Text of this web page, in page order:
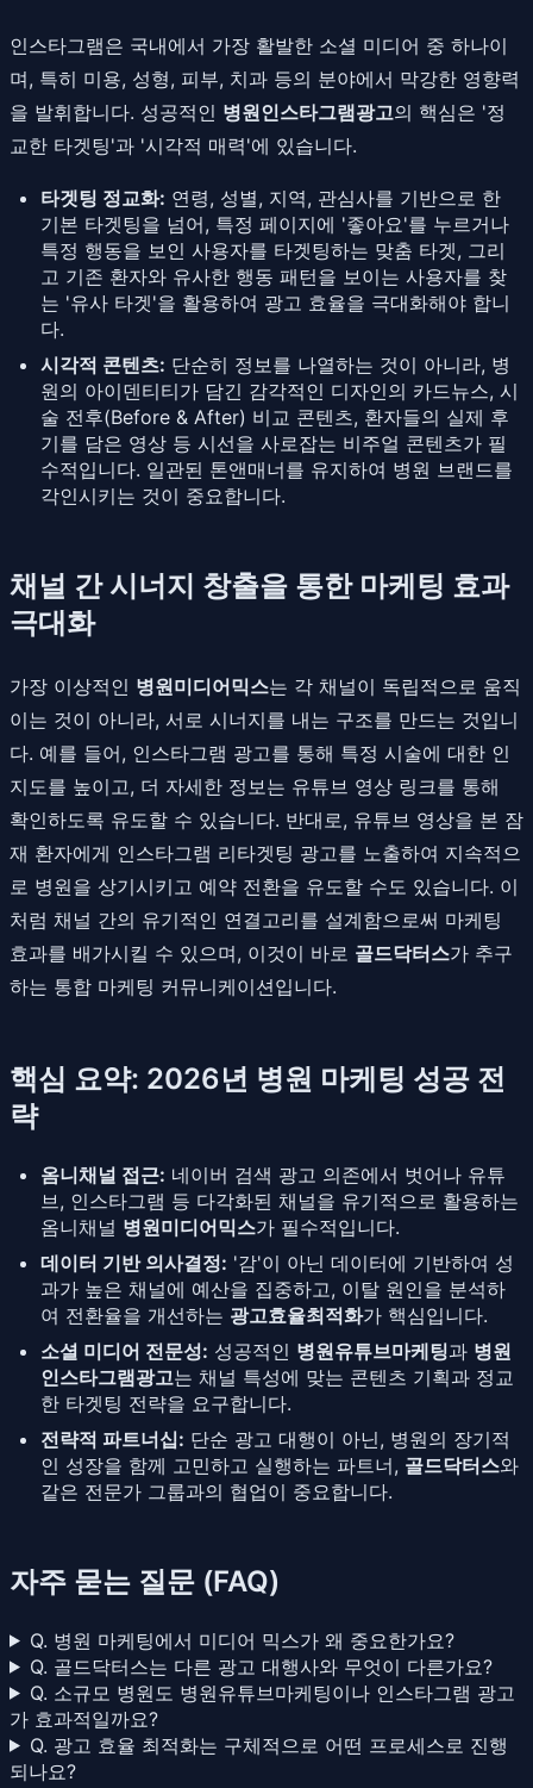
인스타그램은 국내에서 가장 활발한 소셜 미디어 중 하나이
며, 특히 미용, 성형, 피부, 치과 등의 분야에서 막강한 영향력
을 발휘합니다. 성공적인 병원인스타그램광고의 핵심은 '정
교한 타겟팅'과 '시각적 매력'에 있습니다.
타겟팅 정교화: 연령, 성별, 지역, 관심사를 기반으로 한
기본 타겟팅을 넘어, 특정 페이지에 '좋아요'를 누르거나
특정 행동을 보인 사용자를 타겟팅하는 맞춤 타겟, 그리
고 기존 환자와 유사한 행동 패턴을 보이는 사용자를 찾
는 '유사 타겟'을 활용하여 광고 효율을 극대화해야 합니
다.
시각적 콘텐츠: 단순히 정보를 나열하는 것이 아니라, 병
원의 아이덴티티가 담긴 감각적인 디자인의 카드뉴스, 시
술 전후(Before & After) 비교 콘텐츠, 환자들의 실제 후
기를 담은 영상 등 시선을 사로잡는 비주얼 콘텐츠가 필
수적입니다. 일관된 톤앤매너를 유지하여 병원 브랜드를
각인시키는 것이 중요합니다.
채널 간 시너지 창출을 통한 마케팅 효과
극대화
가장 이상적인 병원미디어믹스는 각 채널이 독립적으로 움직
이는 것이 아니라, 서로 시너지를 내는 구조를 만드는 것입니
다. 예를 들어, 인스타그램 광고를 통해 특정 시술에 대한 인
지도를 높이고, 더 자세한 정보는 유튜브 영상 링크를 통해
확인하도록 유도할 수 있습니다. 반대로, 유튜브 영상을 본 잠
재 환자에게 인스타그램 리타겟팅 광고를 노출하여 지속적으
로 병원을 상기시키고 예약 전환을 유도할 수도 있습니다. 이
처럼 채널 간의 유기적인 연결고리를 설계함으로써 마케팅
효과를 배가시킬 수 있으며, 이것이 바로 골드닥터스가 추구
하는 통합 마케팅 커뮤니케이션입니다.
핵심 요약: 2026년 병원 마케팅 성공 전
략
옴니채널 접근: 네이버 검색 광고 의존에서 벗어나 유튜
브, 인스타그램 등 다각화된 채널을 유기적으로 활용하는
옴니채널 병원미디어믹스가 필수적입니다.
데이터 기반 의사결정: '감'이 아닌 데이터에 기반하여 성
과가 높은 채널에 예산을 집중하고, 이탈 원인을 분석하
여 전환율을 개선하는 광고효율최적화가 핵심입니다.
소셜 미디어 전문성: 성공적인 병원유튜브마케팅과 병원
인스타그램광고는 채널 특성에 맞는 콘텐츠 기획과 정교
한 타겟팅 전략을 요구합니다.
전략적 파트너십: 단순 광고 대행이 아닌, 병원의 장기적
인 성장을 함께 고민하고 실행하는 파트너, 골드닥터스와
같은 전문가 그룹과의 협업이 중요합니다.
자주 묻는 질문 (FAQ)
Q. 병원 마케팅에서 미디어 믹스가 왜 중요한가요?
Q. 골드닥터스는 다른 광고 대행사와 무엇이 다른가요?
Q. 소규모 병원도 병원유튜브마케팅이나 인스타그램 광고
가 효과적일까요?
Q. 광고 효율 최적화는 구체적으로 어떤 프로세스로 진행
되나요?